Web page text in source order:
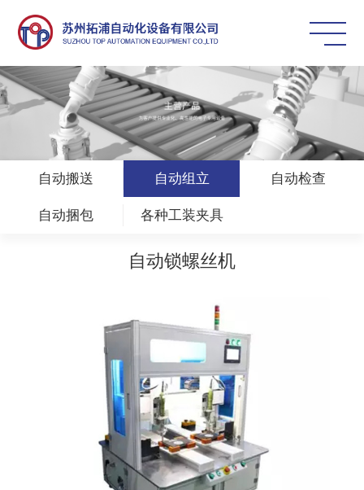
自动搬送 自动组立 自动检查
自动捆包 各种工装夹具
自动锁螺丝机